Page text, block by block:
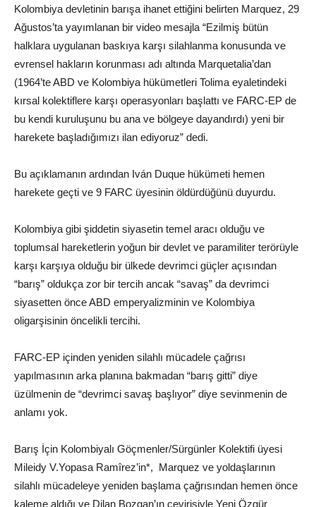
Kolombiya devletinin barışa ihanet ettiğini belirten Marquez, 29
Ağustos’ta yayımlanan bir video mesajla “Ezilmiş bütün
halklara uygulanan baskıya karşı silahlanma konusunda ve
evrensel hakların korunması adı altında Marquetalia’dan
(1964’te ABD ve Kolombiya hükümetleri Tolima eyaletindeki
kırsal kolektiflere karşı operasyonları başlattı ve FARC-EP de
bu kendi kuruluşunu bu ana ve bölgeye dayandırdı) yeni bir
harekete başladığımızı ilan ediyoruz” dedi.
Bu açıklamanın ardından Iván Duque hükümeti hemen
harekete geçti ve 9 FARC üyesinin öldürdüğünü duyurdu.
Kolombiya gibi şiddetin siyasetin temel aracı olduğu ve
toplumsal hareketlerin yoğun bir devlet ve paramiliter terörüyle
karşı karşıya olduğu bir ülkede devrimci güçler açısından
“barış” oldukça zor bir tercih ancak “savaş” da devrimci
siyasetten önce ABD emperyalizminin ve Kolombiya
oligarşisinin öncelikli tercihi.
FARC-EP içinden yeniden silahlı mücadele çağrısı
yapılmasının arka planına bakmadan “barış gitti” diye
üzülmenin de “devrimci savaş başlıyor” diye sevinmenin de
anlamı yok.
Barış İçin Kolombiyalı Göçmenler/Sürgünler Kolektifi üyesi
Mileidy V.Yopasa Ramîrez’in*, Marquez ve yoldaşlarının
silahlı mücadeleye yeniden başlama çağrısından hemen önce
kaleme aldığı ve Dilan Bozgan’ın çevirisiyle Yeni Özgür